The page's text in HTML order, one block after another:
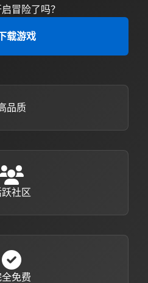
冒险了吗？
载游戏
品质
跃社区
全免费